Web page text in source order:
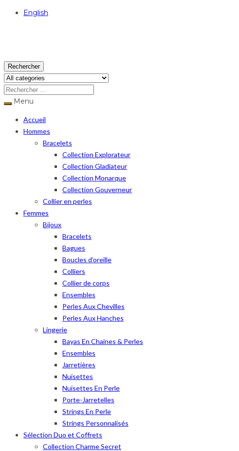
English
Rechercher
Menu
Accueil
Hommes
Bracelets
Collection Explorateur
Collection Gladiateur
Collection Monarque
Collection Gouverneur
Collier en perles
Femmes
Bijoux
Bracelets
Bagues
Boucles d’oreille
Colliers
Collier de corps
Ensembles
Perles Aux Chevilles
Perles Aux Hanches
Lingerie
Bayas En Chaines & Perles
Ensembles
Jarretières
Nuisettes
Nuisettes En Perle
Porte-Jarretelles
Strings En Perle
Strings Personnalisés
Sélection Duo et Coffrets
Collection Charme Secret